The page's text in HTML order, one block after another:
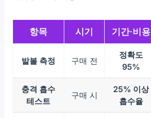
항목 시기 기간·비용
발볼 측정 구매 전
정확도
95%
충격 흡수
테스트
구매 시
25% 이상
흡수율